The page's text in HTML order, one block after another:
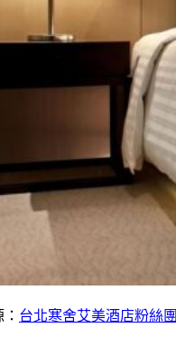
台北寒舍艾美酒店粉絲團